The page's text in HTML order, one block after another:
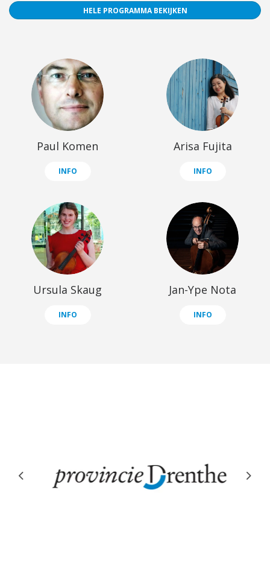
HELE PROGRAMMA BEKIJKEN
Paul Komen
INFO
Arisa Fujita
INFO
Ursula Skaug
INFO
Jan-Ype Nota
INFO
Previous Next